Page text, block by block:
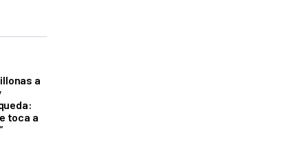
a
toca a